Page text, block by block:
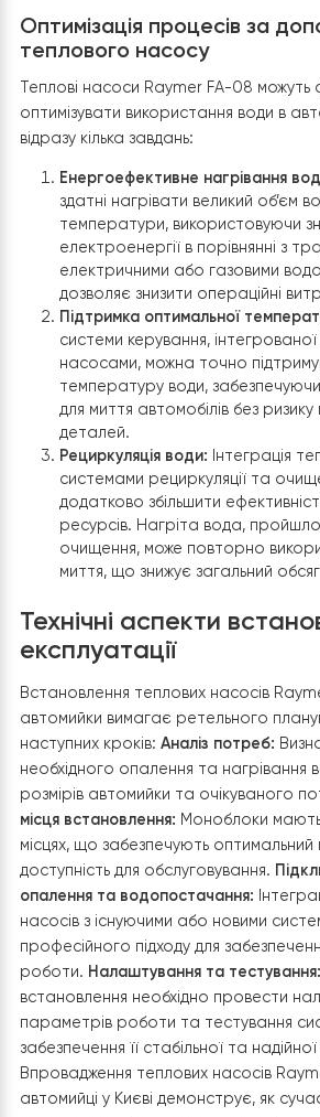
догляду), а також застосовувані
води. Середня витрата води на
змінюватись від 150 до 600 літрів,
забруднення автомобіля та
Температура води відіграє
процесу миття. Гаряча вода
розчиненню миючих засобів,
жиру та інших видів забруднень з
Оптимальна температура води
коливається від 30 до 60 градусів
відмітити, що використання
завдати шкоди деяким елементам
пластикові та гумові деталі.
Оптимізація процесів
теплового насосу
Теплові насоси Raymer FA-08
відразу кілька завдань:
здатні нагрівати великий
температури,
електроенергії в порівнянні
електричними або газовими
дозволяє знизити
Підтримка оптимальної
системи керування,
насосами, можна точно
температуру води,
для миття автомобілів без
Рециркуляція води:
системами рециркуляції та
додатково збільшити
ресурсів. Нагріта вода,
очищення, може повторно